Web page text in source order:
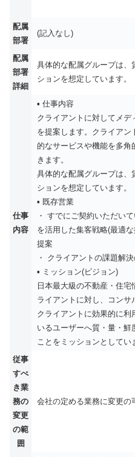
配属
部署
(記入なし)
配属
部署
詳細
具体的な配属グループは、
ションを想定しています。
仕事
内容
▪️ 仕事内容
クライアントに対してメ
を提案します。クライア
的なサービスや機能を多
きます。
具体的な配属グループは、
ションを想定しています。
▪️ 既存営業
・ すでにご契約いただい
を活用した集客戦略(最適
提案
・ クライアントの課題解
▪️ ミッション(ビジョン)
日本最大級の不動産・住
ライアントに対し、コンサ
クライアントに効果的に
いるユーザーへ質・量・
ことをミッションとしてい
従事
すべ
き業
務の
変更
の範
囲
会社の定める業務に変更の